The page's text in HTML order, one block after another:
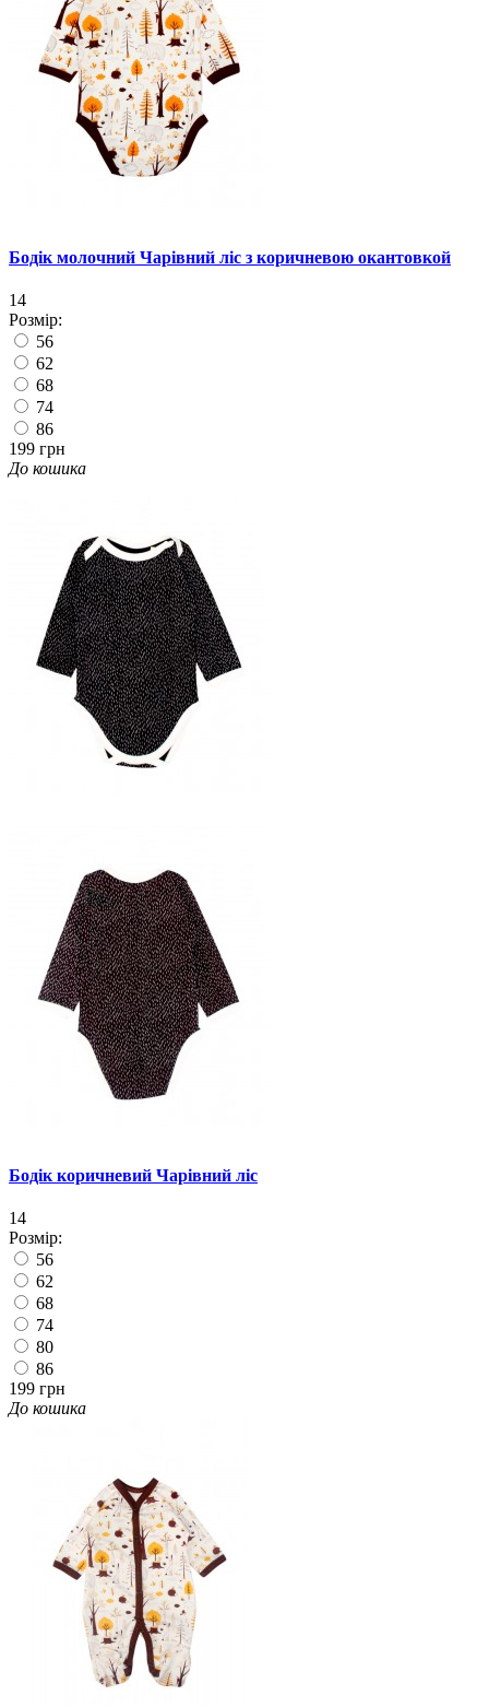
Бодік молочний Чарівний ліс з коричневою окантовкой
14
Розмір:
56
62
68
74
86
199 грн
До кошика
Бодік коричневий Чарівний ліс
14
Розмір:
56
62
68
74
80
86
199 грн
До кошика